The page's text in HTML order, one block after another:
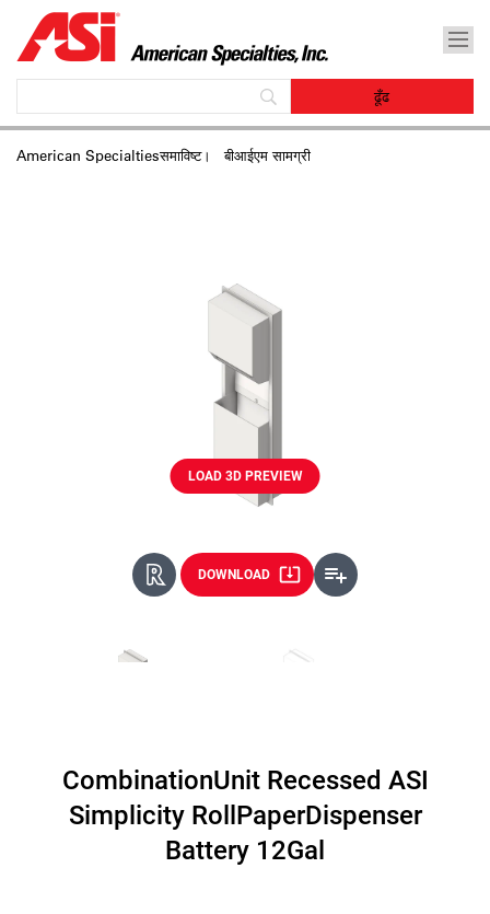
American Specialtiesसमाविष्‍ट। बीआईएम सामग्री